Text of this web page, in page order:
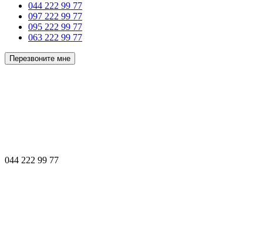
044 222 99 77
097 222 99 77
095 222 99 77
063 222 99 77
Перезвоните мне
044 222 99 77